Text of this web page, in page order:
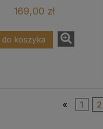
169,00 zł
do koszyka
« 1 2